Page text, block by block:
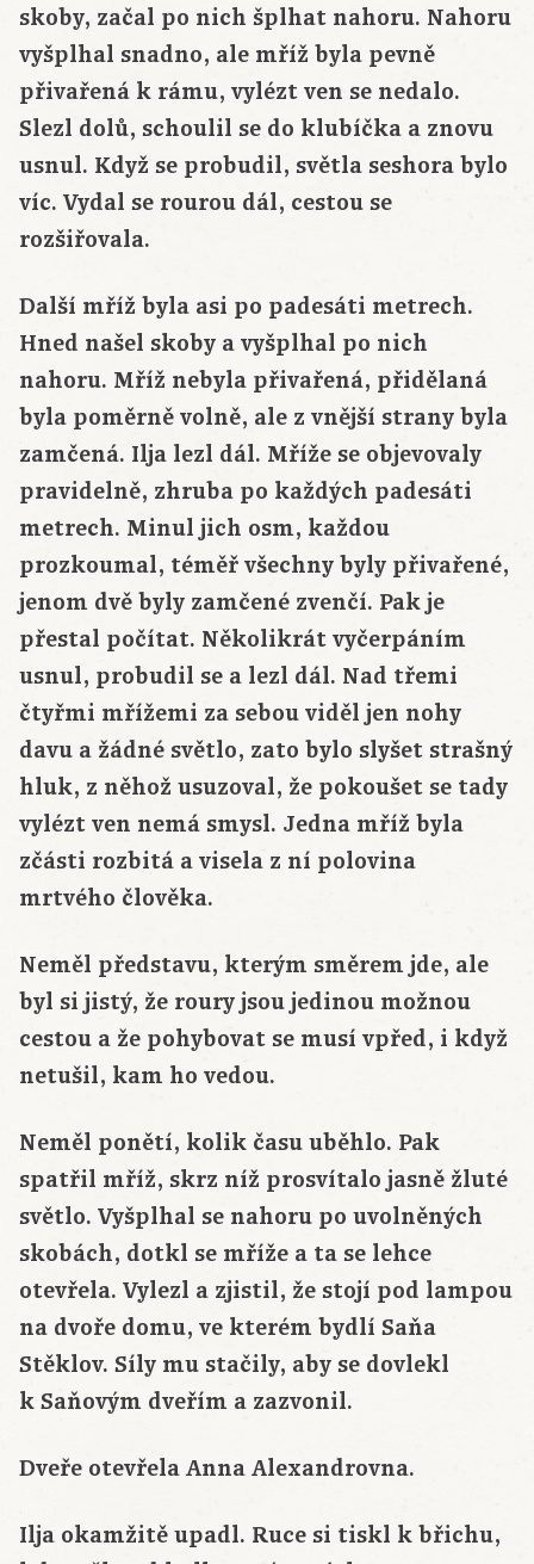
skoby, začal po nich šplhat nahoru. Nahoru
vyšplhal snadno, ale mříž byla pevně
přivařená k rámu, vylézt ven se nedalo.
Slezl dolů, schoulil se do klubíčka a znovu
usnul. Když se probudil, světla seshora bylo
víc. Vydal se rourou dál, cestou se
rozšiřovala.
Další mříž byla asi po padesáti metrech.
Hned našel skoby a vyšplhal po nich
nahoru. Mříž nebyla přivařená, přidělaná
byla poměrně volně, ale z vnější strany byla
zamčená. Ilja lezl dál. Mříže se objevovaly
pravidelně, zhruba po každých padesáti
metrech. Minul jich osm, každou
prozkoumal, téměř všechny byly přivařené,
jenom dvě byly zamčené zvenčí. Pak je
přestal počítat. Několikrát vyčerpáním
usnul, probudil se a lezl dál. Nad třemi
čtyřmi mřížemi za sebou viděl jen nohy
davu a žádné světlo, zato bylo slyšet strašný
hluk, z něhož usuzoval, že pokoušet se tady
vylézt ven nemá smysl. Jedna mříž byla
zčásti rozbitá a visela z ní polovina
mrtvého člověka.
Neměl představu, kterým směrem jde, ale
byl si jistý, že roury jsou jedinou možnou
cestou a že pohybovat se musí vpřed, i když
netušil, kam ho vedou.
Neměl ponětí, kolik času uběhlo. Pak
spatřil mříž, skrz níž prosvítalo jasně žluté
světlo. Vyšplhal se nahoru po uvolněných
skobách, dotkl se mříže a ta se lehce
otevřela. Vylezl a zjistil, že stojí pod lampou
na dvoře domu, ve kterém bydlí Saňa
Stěklov. Síly mu stačily, aby se dovlekl
k Saňovým dveřím a zazvonil.
Dveře otevřela Anna Alexandrovna.
Ilja okamžitě upadl. Ruce si tiskl k břichu,